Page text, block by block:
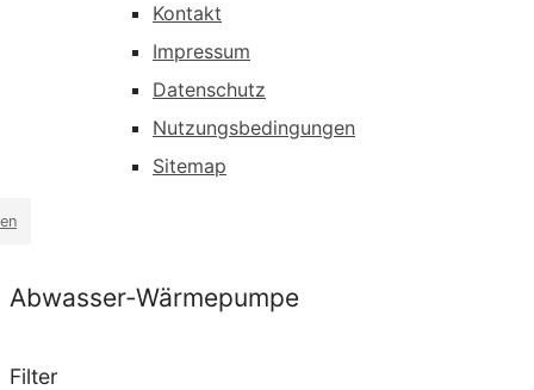
Kontakt
Impressum
Datenschutz
Nutzungsbedingungen
Sitemap
Abwasser-Wärmepumpe
Filter